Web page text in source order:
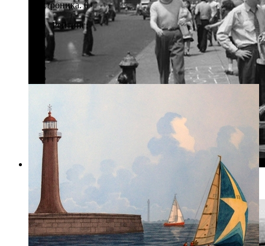
Фото: prettycleverfilms.com
электроника. 0+
Рейтинг: